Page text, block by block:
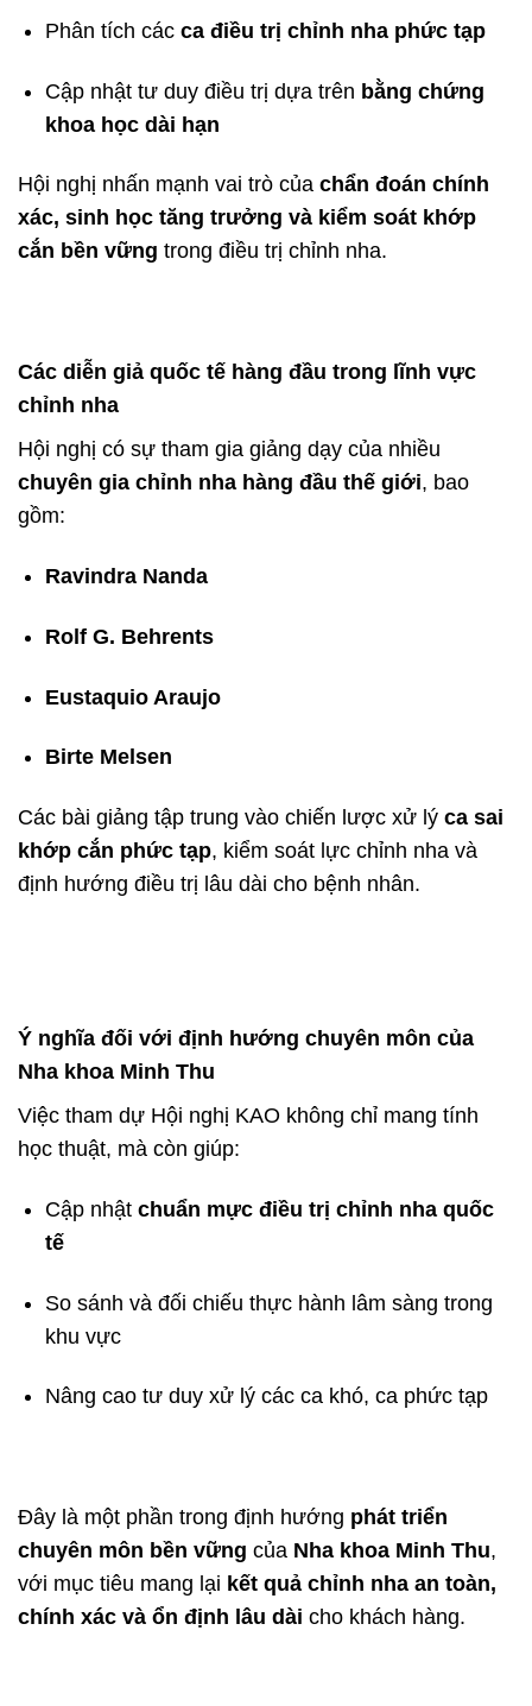
Phân tích các ca điều trị chỉnh nha phức tạp
Cập nhật tư duy điều trị dựa trên bằng chứng
khoa học dài hạn
Hội nghị nhấn mạnh vai trò của chẩn đoán chính
xác, sinh học tăng trưởng và kiểm soát khớp
cắn bền vững trong điều trị chỉnh nha.
Các diễn giả quốc tế hàng đầu trong lĩnh vực
chỉnh nha
Hội nghị có sự tham gia giảng dạy của nhiều
chuyên gia chỉnh nha hàng đầu thế giới, bao
gồm:
Ravindra Nanda
Rolf G. Behrents
Eustaquio Araujo
Birte Melsen
Các bài giảng tập trung vào chiến lược xử lý ca sai
khớp cắn phức tạp, kiểm soát lực chỉnh nha và
định hướng điều trị lâu dài cho bệnh nhân.
Ý nghĩa đối với định hướng chuyên môn của
Nha khoa Minh Thu
Việc tham dự Hội nghị KAO không chỉ mang tính
học thuật, mà còn giúp:
Cập nhật chuẩn mực điều trị chỉnh nha quốc
tế
So sánh và đối chiếu thực hành lâm sàng trong
khu vực
Nâng cao tư duy xử lý các ca khó, ca phức tạp
Đây là một phần trong định hướng phát triển
chuyên môn bền vững của Nha khoa Minh Thu,
với mục tiêu mang lại kết quả chỉnh nha an toàn,
chính xác và ổn định lâu dài cho khách hàng.